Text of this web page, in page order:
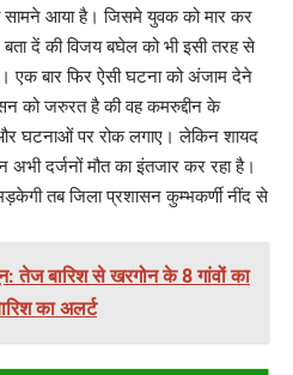
सामने आया है। जिसमे युवक को मार कर
बता दें की विजय बघेल को भी इसी तरह से
एक बार फिर ऐसी घटना को अंजाम देने
को जरुरत है की वह कमरुद्दीन के
घटनाओं पर रोक लगाए। लेकिन शायद
दर्जनों मौत का इंतजार कर रहा है।
तब जिला प्रशासन कुम्भकर्णी नींद से
तेज बारिश से खरगोन के 8 गांवों का
का अलर्ट